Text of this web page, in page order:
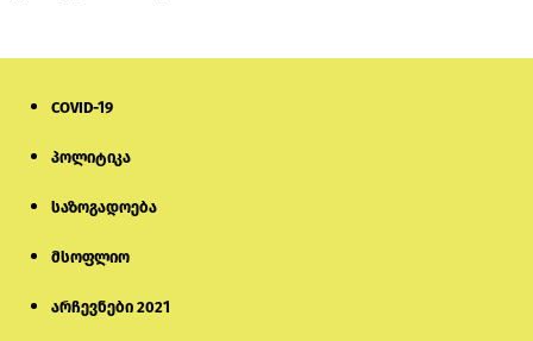
COVID-19
პოლიტიკა
საზოგადოება
მსოფლიო
არჩევნები 2021